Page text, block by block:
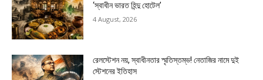
‘স্বাধীন ভারত হিন্দু হোটেল’
4 August, 2026
রেলস্টেশন নয়, স্বাধীনতার স্মৃতিস্তম্ভ! নেতাজির নামে দুই
স্টেশনের ইতিহাস